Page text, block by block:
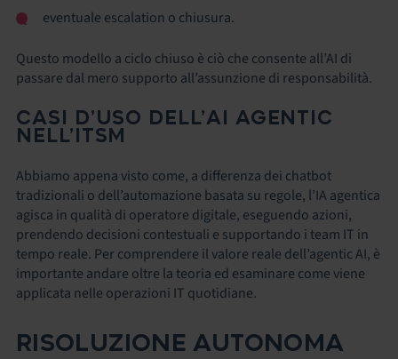
eventuale escalation o chiusura.
Questo modello a ciclo chiuso è ciò che consente all’AI di
passare dal mero supporto all’assunzione di responsabilità.
CASI D’USO DELL’AI AGENTIC
NELL’ITSM
Abbiamo appena visto come, a differenza dei chatbot
tradizionali o dell’automazione basata su regole, l’IA agentica
agisca in qualità di operatore digitale, eseguendo azioni,
prendendo decisioni contestuali e supportando i team IT in
tempo reale. Per comprendere il valore reale dell’agentic AI, è
importante andare oltre la teoria ed esaminare come viene
applicata nelle operazioni IT quotidiane.
RISOLUZIONE AUTONOMA